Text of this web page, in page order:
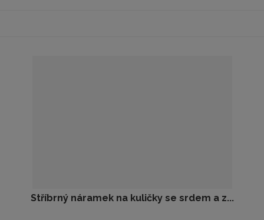
Stříbrný náramek na kuličky se srdem a z...